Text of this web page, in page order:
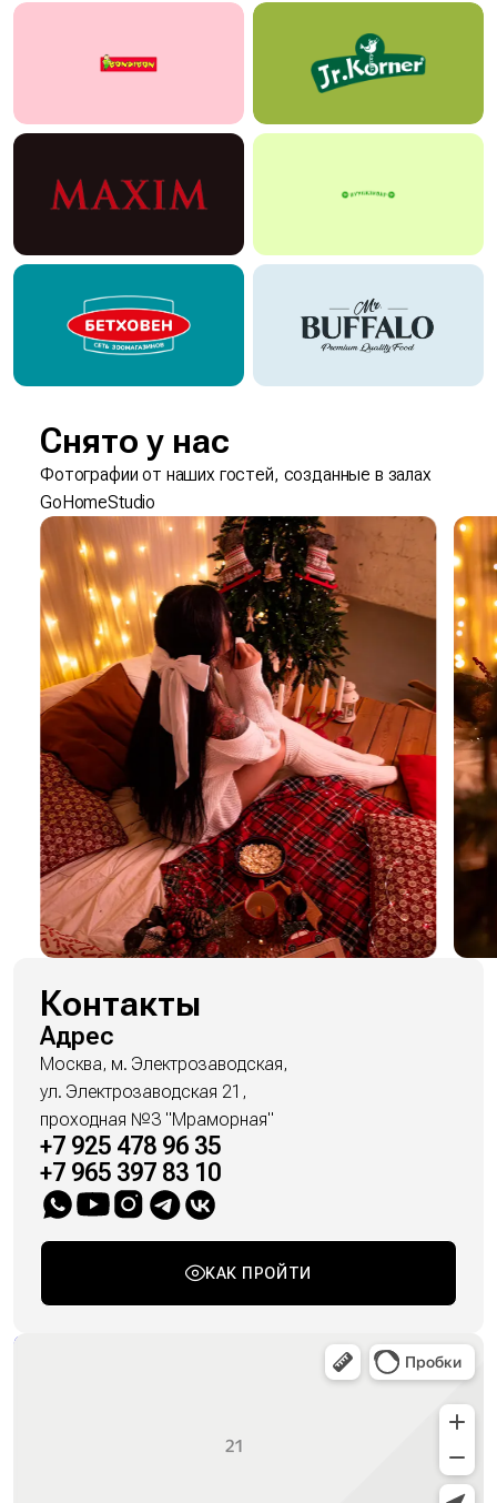
Снято у нас
Фотографии от наших гостей, созданные в залах
GoHomeStudio
Контакты
Адрес
Москва, м. Электрозаводская,
ул. Электрозаводская 21,
проходная №3 "Мраморная"
+7 925 478 96 35
+7 965 397 83 10
КАК ПРОЙТИ